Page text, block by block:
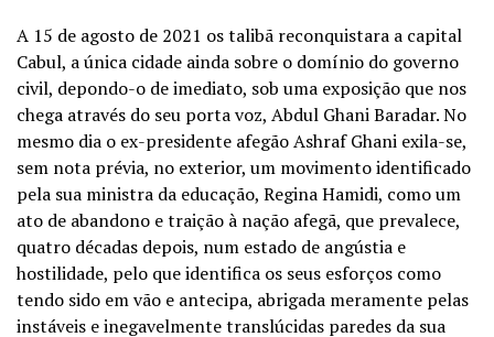
A 15 de agosto de 2021 os talibã reconquistara a capital
Cabul, a única cidade ainda sobre o domínio do governo
civil, depondo-o de imediato, sob uma exposição que nos
chega através do seu porta voz, Abdul Ghani Baradar. No
mesmo dia o ex-presidente afegão Ashraf Ghani exila-se,
sem nota prévia, no exterior, um movimento identificado
pela sua ministra da educação, Regina Hamidi, como um
ato de abandono e traição à nação afegã, que prevalece,
quatro décadas depois, num estado de angústia e
hostilidade, pelo que identifica os seus esforços como
tendo sido em vão e antecipa, abrigada meramente pelas
instáveis e inegavelmente translúcidas paredes da sua